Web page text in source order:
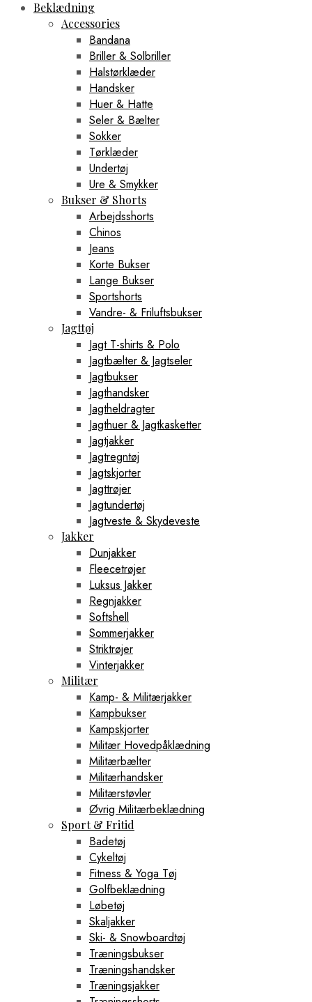
Beklædning
Accessories
Bandana
Briller & Solbriller
Halstørklæder
Handsker
Huer & Hatte
Seler & Bælter
Sokker
Tørklæder
Undertøj
Ure & Smykker
Bukser & Shorts
Arbejdsshorts
Chinos
Jeans
Korte Bukser
Lange Bukser
Sportshorts
Vandre- & Friluftsbukser
Jagttøj
Jagt T-shirts & Polo
Jagtbælter & Jagtseler
Jagtbukser
Jagthandsker
Jagtheldragter
Jagthuer & Jagtkasketter
Jagtjakker
Jagtregntøj
Jagtskjorter
Jagttrøjer
Jagtundertøj
Jagtveste & Skydeveste
Jakker
Dunjakker
Fleecetrøjer
Luksus Jakker
Regnjakker
Softshell
Sommerjakker
Striktrøjer
Vinterjakker
Militær
Kamp- & Militærjakker
Kampbukser
Kampskjorter
Militær Hovedpåklædning
Militærbælter
Militærhandsker
Militærstøvler
Øvrig Militærbeklædning
Sport & Fritid
Badetøj
Cykeltøj
Fitness & Yoga Tøj
Golfbeklædning
Løbetøj
Skaljakker
Ski- & Snowboardtøj
Træningsbukser
Træningshandsker
Træningsjakker